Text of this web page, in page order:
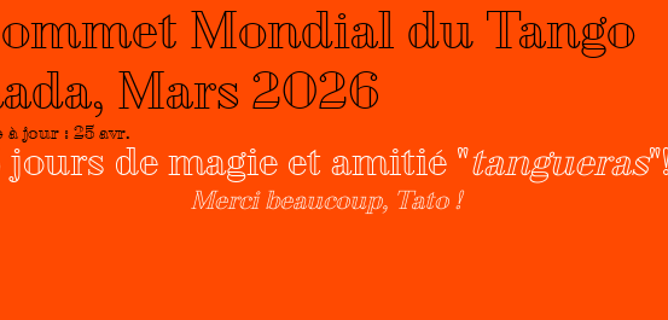
Mondial du Tango
Mars 2026
à jour : 25 avr.
jours de magie et amitié "tangueras"!
Merci beaucoup, Tato !